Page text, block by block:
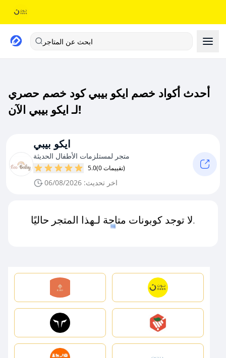
ابحث عن المتاجر
أحدث أكواد خصم ايكو بيبي كود خصم حصري
لـ ايكو بيبي الآن!
ايكو بيبي
متجر لمستلزمات الأطفال الحديثة
5.0 (0 تقييمات)
اخر تحديث: 06/08/2026
لا توجد كوبونات متاحة لـهذا المتجر حاليًا.